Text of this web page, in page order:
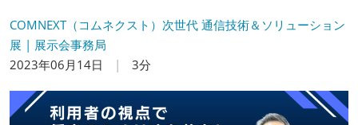
COMNEXT（コムネクスト）次世代 通信技術＆ソリューション
展 | 展示会事務局
2023年06月14日
3分